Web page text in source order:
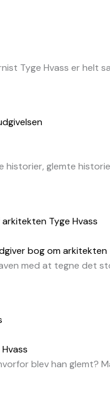
Tyge Hvass er helt
historier, glemte
bog om arkitekten
med at tegne det
blev han glemt?